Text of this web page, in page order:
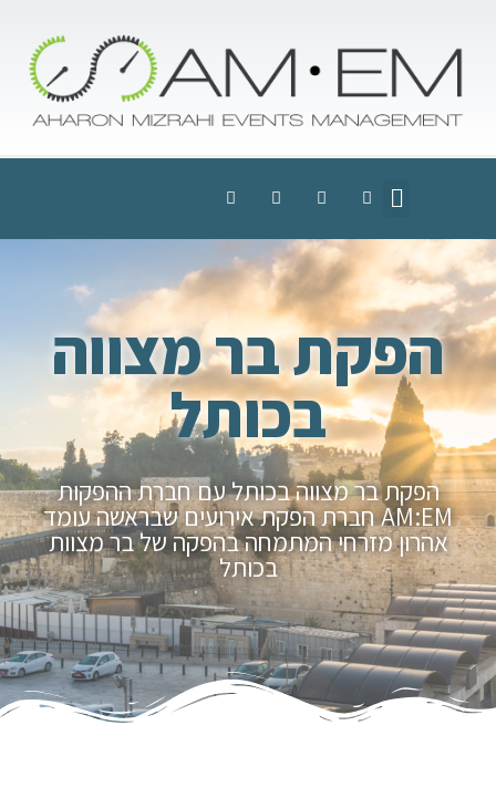
הפקת בר מצווה
בכותל
הפקת בר מצווה בכותל עם חברת ההפקות
AM:EM חברת הפקת אירועים שבראשה עומד
אהרון מזרחי המתמחה בהפקה של בר מצוות
בכותל